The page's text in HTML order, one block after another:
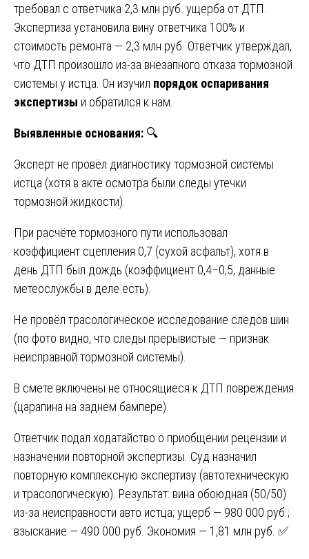
требовал с ответчика 2,3 млн руб. ущерба от ДТП.
Экспертиза установила вину ответчика 100% и
стоимость ремонта — 2,3 млн руб. Ответчик утверждал,
что ДТП произошло из-за внезапного отказа тормозной
системы у истца. Он изучил порядок оспаривания
экспертизы и обратился к нам.
Выявленные основания: 🔍
Эксперт не провёл диагностику тормозной системы
истца (хотя в акте осмотра были следы утечки
тормозной жидкости).
При расчёте тормозного пути использовал
коэффициент сцепления 0,7 (сухой асфальт), хотя в
день ДТП был дождь (коэффициент 0,4–0,5, данные
метеослужбы в деле есть).
Не провёл трасологическое исследование следов шин
(по фото видно, что следы прерывистые — признак
неисправной тормозной системы).
В смете включены не относящиеся к ДТП повреждения
(царапина на заднем бампере).
Ответчик подал ходатайство о приобщении рецензии и
назначении повторной экспертизы. Суд назначил
повторную комплексную экспертизу (автотехническую
и трасологическую). Результат: вина обоюдная (50/50)
из-за неисправности авто истца; ущерб — 980 000 руб.;
взыскание — 490 000 руб. Экономия — 1,81 млн руб. ✅